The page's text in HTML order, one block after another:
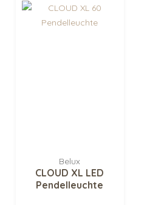
Belux
CLOUD XL LED
Pendelleuchte